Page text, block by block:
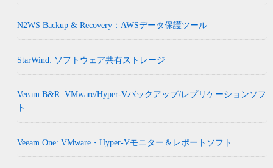
N2WS Backup & Recovery：AWSデータ保護ツール
StarWind: ソフトウェア共有ストレージ
Veeam B&R :VMware/Hyper-Vバックアップ/レプリケーションソフ
ト
Veeam One: VMware・Hyper-Vモニター＆レポートソフト